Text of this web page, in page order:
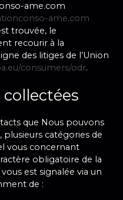
ame.com
ame.com
trouvée, le
recourir à la
des litiges de l’Union
consumers/odr.
que Nous pouvons
plusieurs catégories de
vous concernant
obligatoire de la
est signalée via un
de :